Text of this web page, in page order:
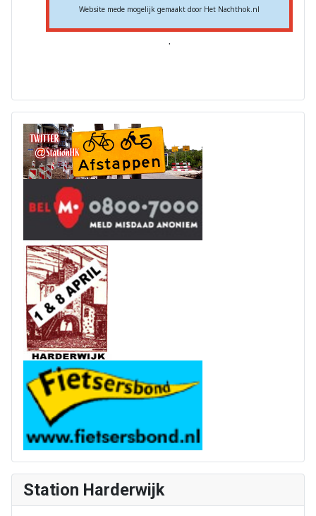
Website mede mogelijk gemaakt door Het Nachthok.nl
.
Station Harderwijk